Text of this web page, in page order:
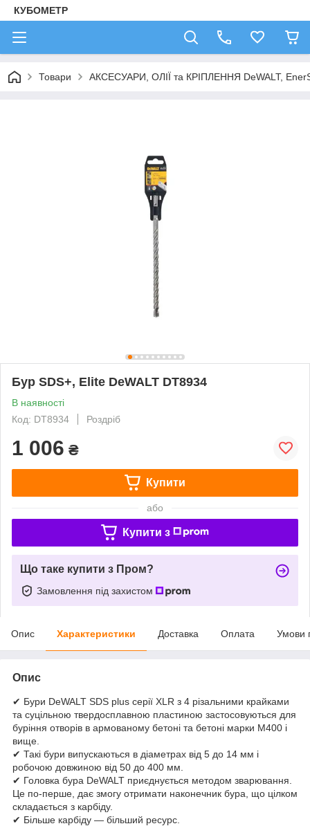
КУБОМЕТР
Товари АКСЕСУАРИ, ОЛІЇ та КРІПЛЕННЯ DeWALT,
Бур SDS+, Elite DeWALT DT8934
В наявності
Код: DT8934
Роздріб
1 006 ₴
Купити
або
Купити з
Що таке купити з Пром?
Замовлення під захистом
Опис Характеристики Доставка Оплата Умови
Опис
✔ Бури DeWALT SDS plus серії XLR з 4 різальними крайками
та суцільною твердосплавною пластиною застосовуються для
буріння отворів в армованому бетоні та бетоні марки М400 і
вище.
✔ Такі бури випускаються в діаметрах від 5 до 14 мм і
робочою довжиною від 50 до 400 мм.
✔ Головка бура DeWALT приєднується методом зварювання.
Це по-перше, дає змогу отримати наконечник бура, що цілком
складається з карбіду.
✔ Більше карбіду — більший ресурс.